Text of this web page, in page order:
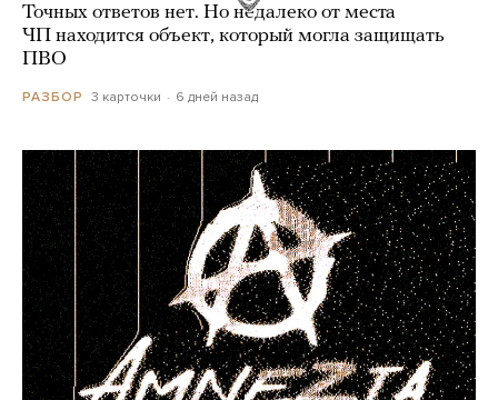
Точных ответов нет. Но недалеко от места
ЧП находится объект, который могла защищать
ПВО
РАЗБОР 3 карточки 6 дней назад